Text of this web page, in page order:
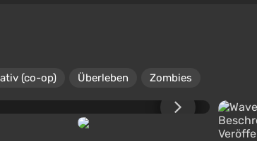
(co-op) Überleben Zombies